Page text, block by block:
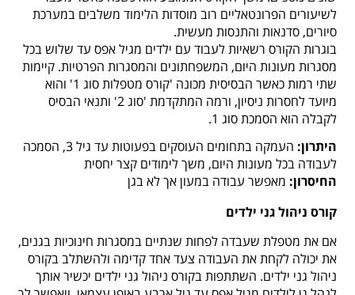
לשיעורים הפרונטאליים רוב מוסדות הלימוד משלבים במערכת
סיורים, סדנאות והתנסות מעשית.
בוגרות הקורס רשאיות לעבוד עם ילדים מגיל אפס עד שלוש בכל
מסגרות מעונות היום, המשפחתונים והמסגרות הפרטיות. קיימות
שתי רמות כאשר הבסיסית מכונה 'קורס מטפלות סוג 1' והוא
מיועד לחסרות ניסיון, ורמה המתקדמת 'סוג 2' ותנאי הבסיס
לקבלה הוא הסמכת סוג 1.
היתרון:
העמקה בתחומים העוסקים בפעוטות עד גיל 3, הסמכה
לעבודה בכל מעונות היום, משך לימודים קצר יחסית
החיסרון: מאפשר עבודה במעון אך לא בגן
קורס ניהול גני ילדים
אם את מטפלת שעבדה לפחות שנתיים במסגרות חינוכיות בגנים,
את יכולה לקחת את העבודה צעד אחד קדימה ולהשתלב בקורס
ניהול גני ילדים. השתתפות בקורס ניהול גני ילדים יכשיר אותך